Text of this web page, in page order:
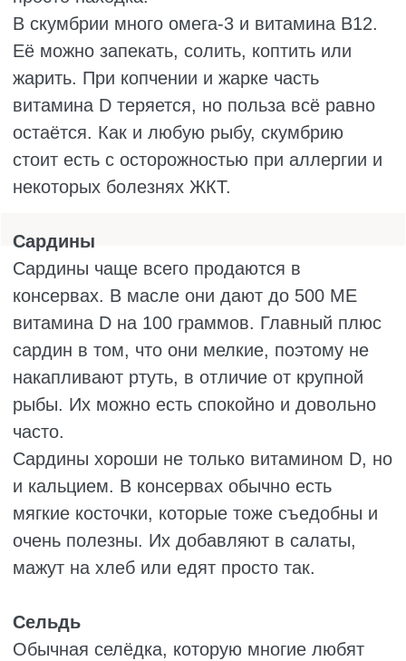
ТАБЛИЦА ПРОДУКТОВ
С ВЫСОКИМ
СОДЕРЖАНИЕМ
ВИТАМИНА D